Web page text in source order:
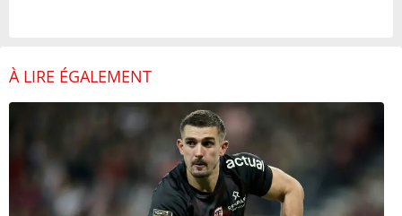
À LIRE ÉGALEMENT